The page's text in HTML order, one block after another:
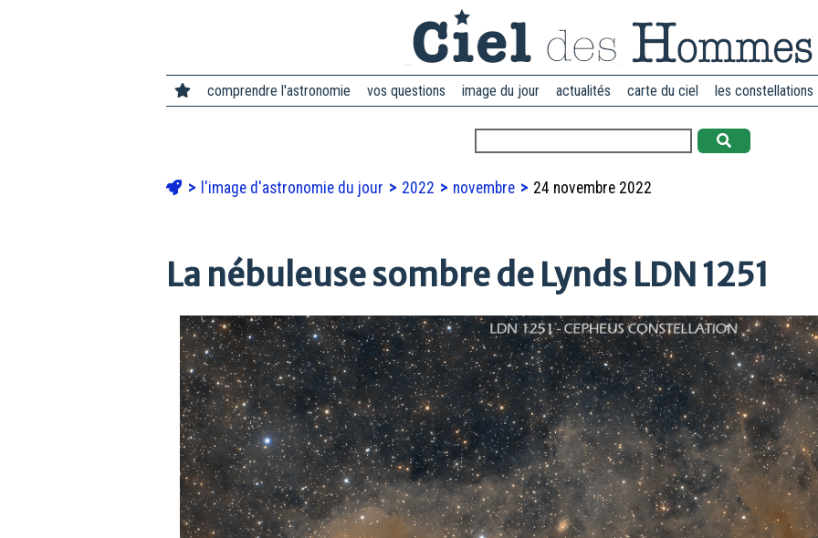
comprendre l'astronomie vos questions image du jour actualités carte du ciel les constellations
l'image d'astronomie du jour 2022 novembre 24 novembre 2022
La nébuleuse sombre de Lynds LDN 1251